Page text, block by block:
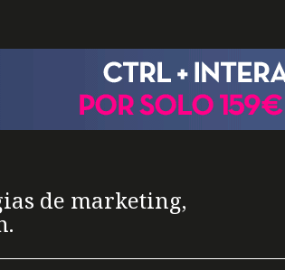
de marketing,